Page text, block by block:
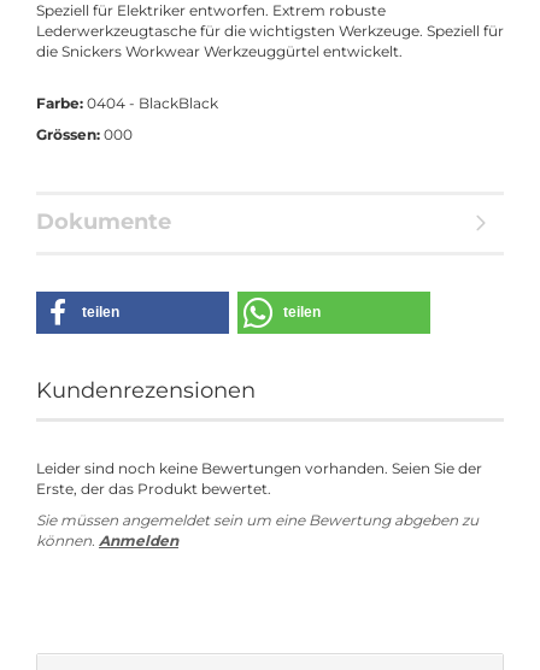
Speziell für Elektriker entworfen. Extrem robuste
Lederwerkzeugtasche für die wichtigsten Werkzeuge. Speziell für
die Snickers Workwear Werkzeuggürtel entwickelt.
Farbe: 0404 - BlackBlack
Grössen: 000
Dokumente
teilen teilen
Kundenrezensionen
Leider sind noch keine Bewertungen vorhanden. Seien Sie der
Erste, der das Produkt bewertet.
Sie müssen angemeldet sein um eine Bewertung abgeben zu
können. Anmelden